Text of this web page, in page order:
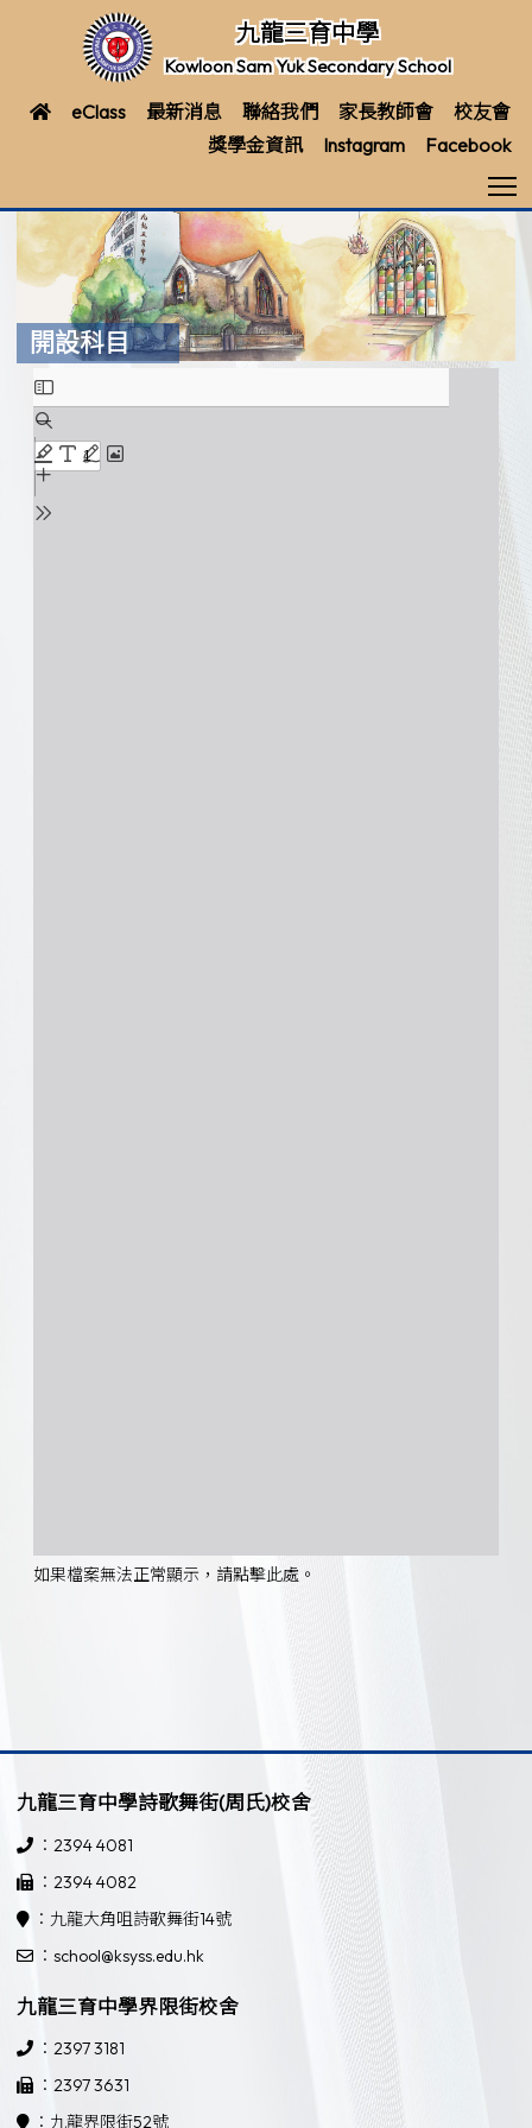
九龍三育中學
Kowloon Sam Yuk Secondary School
eClass 最新消息 聯絡我們 家長教師會
校友會
獎學金資訊
Instagram Facebook
開設科目
如果檔案無法正常顯示，請點擊此處。
九龍三育中學詩歌舞街(周氏)校舍
：2394 4081
：2394 4082
：九龍大角咀詩歌舞街14號
：school@ksyss.edu.hk
九龍三育中學界限街校舍
：2397 3181
：2397 3631
：九龍界限街52號